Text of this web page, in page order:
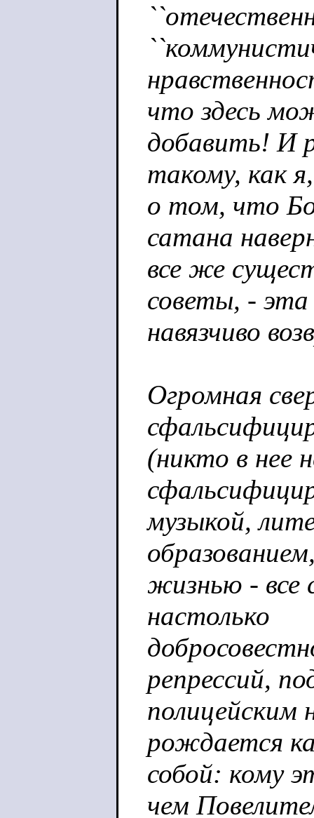
что здесь
добавить! И
такому, как
о том, что
сатана
все же
советы, -
навязчиво
Огромная
(никто в нее
музыкой,
жизнью - все
настолько
репрессий,
полицейским
рождается
собой: кому
чем